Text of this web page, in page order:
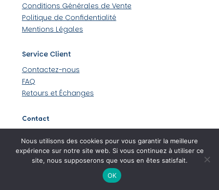
Conditions Générales de Vente
Politique de Confidentialité
Mentions Légales
Service Client
Contactez-nous
FAQ
Retours et Échanges
Contact
06 45 48 36 99
Nous utilisons des cookies pour vous garantir la meilleure
expérience sur notre site web. Si vous continuez à utiliser ce
site, nous supposerons que vous en êtes satisfait.
OK